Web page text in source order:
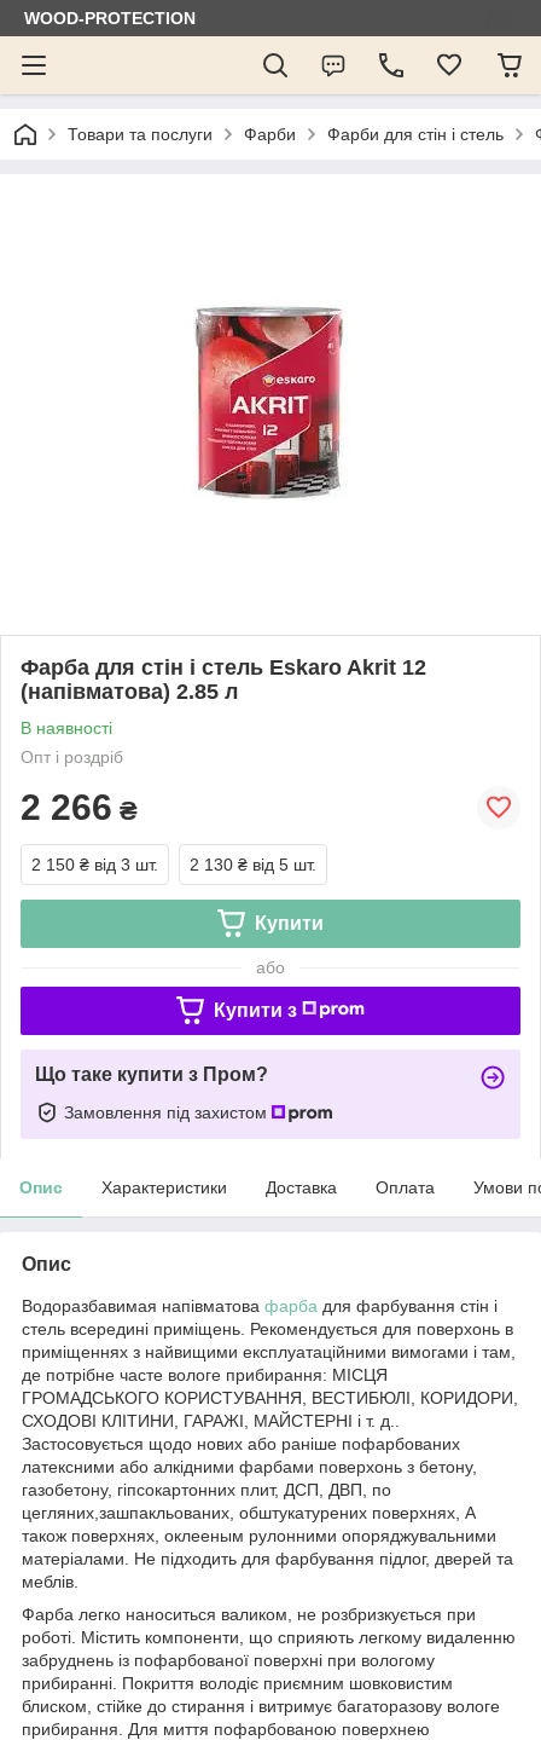
WOOD-PROTECTION
Товари та послуги Фарби Фарби для стін і стель
Фарба для стін і стель Eskaro Akrit 12
(напівматова) 2.85 л
В наявності
Опт і роздріб
2 266 ₴
2 150 ₴ від 3 шт. 2 130 ₴ від 5 шт.
Купити
або
Купити з
Що таке купити з Пром?
Замовлення під захистом
Опис Характеристики Доставка Оплата Умови
Опис
Водоразбавимая напівматова фарба для фарбування стін і
стель всередині приміщень. Рекомендується для поверхонь в
приміщеннях з найвищими експлуатаційними вимогами і там,
де потрібне часте вологе прибирання: МІСЦЯ
ГРОМАДСЬКОГО КОРИСТУВАННЯ, ВЕСТИБЮЛІ, КОРИДОРИ,
СХОДОВІ КЛІТИНИ, ГАРАЖІ, МАЙСТЕРНІ і т. д..
Застосовується щодо нових або раніше пофарбованих
латексними або алкідними фарбами поверхонь з бетону,
газобетону, гіпсокартонних плит, ДСП, ДВП, по
цегляних,зашпакльованих, обштукатурених поверхнях, А
також поверхнях, оклееным рулонними опоряджувальними
матеріалами. Не підходить для фарбування підлог, дверей та
меблів.
Фарба легко наноситься валиком, не розбризкується при
роботі. Містить компоненти, що сприяють легкому видаленню
забруднень із пофарбованої поверхні при вологому
прибиранні. Покриття володіє приємним шовковистим
блиском, стійке до стирання і витримує багаторазову вологе
прибирання. Для миття пофарбованою поверхнею